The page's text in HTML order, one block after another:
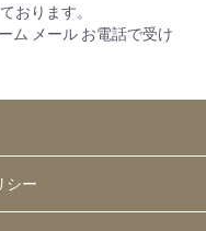
おります。
ム メール お電話で受け
シー